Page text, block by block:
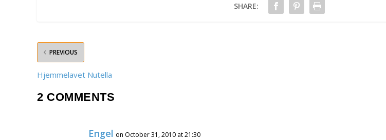
SHARE:
PREVIOUS
Hjemmelavet Nutella
2 COMMENTS
Engel on October 31, 2010 at 21:30